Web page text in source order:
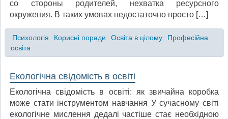
со стороны родителей, нехватка ресурсного
окружения. В таких умовах недостаточно просто […]
Психологія Корисні поради Освіта в цілому
Професійна
освіта
Екологічна свідомість в освіті
Екологічна свідомість в освіті: як звичайна коробка
може стати інструментом навчання У сучасному світі
екологічне мислення дедалі частіше стає необхідною